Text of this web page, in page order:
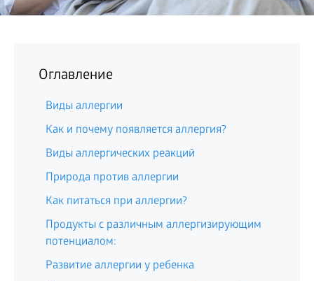
Оглавление
Виды аллергии
Как и почему появляется аллергия?
Виды аллергических реакций
Природа против аллергии
Как питаться при аллергии?
Продукты с различным аллергизирующим
потенциалом:
Развитие аллергии у ребенка